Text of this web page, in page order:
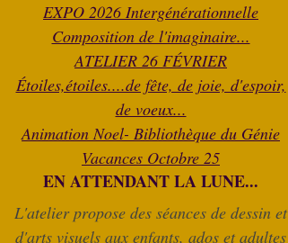
EXPO 2026 Intergénérationnelle
Composition de l'imaginaire...
ATELIER 26 FÉVRIER
Étoiles,étoiles....de fête, de joie, d'espoir,
de voeux...
Animation Noel- Bibliothèque du Génie
Vacances Octobre 25
EN ATTENDANT LA LUNE...
L'atelier propose des séances de dessin et
d'arts visuels aux enfants, ados et adultes